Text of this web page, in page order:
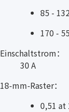
85 -
170 -
Einschaltstrom：
30 A
18-mm-Raster：
0,51 at